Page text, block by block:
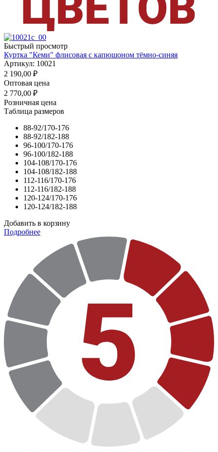
Быстрый просмотр
Куртка "Кеми" флисовая с капюшоном тёмно-синяя
Артикул: 10021
2 190,00 ₽
Оптовая цена
2 770,00 ₽
Розничная цена
Таблица размеров
88-92/170-176
88-92/182-188
96-100/170-176
96-100/182-188
104-108/170-176
104-108/182-188
112-116/170-176
112-116/182-188
120-124/170-176
120-124/182-188
Добавить в корзину
Подробнее